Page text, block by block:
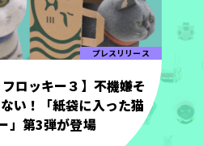
プレスリリース
フロッキー３】不機嫌そ
い！「紙袋に入った猫
」第3弾が登場